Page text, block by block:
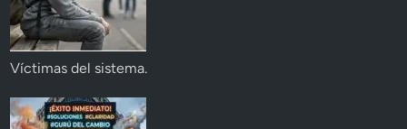
Víctimas del sistema.